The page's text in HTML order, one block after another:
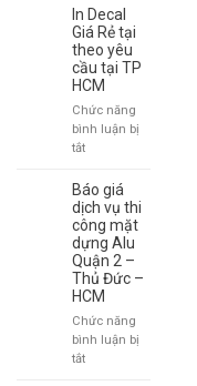
Hiệu
Chữ
Nổi
Đẹp
|
Thiết
Kế
Chuyên
Nghiệp
In Decal
Giá Rẻ tại
theo yêu
cầu tại TP
HCM
Chức năng
bình luận bị
tắtở
Decal
Giá
Rẻ
tại
theo
yêu
cầu
tại
TP
HCM
Báo giá
dịch vụ thi
công mặt
dựng Alu
Quận 2 –
Thủ Đức –
HCM
Chức năng
bình luận bị
tắtở